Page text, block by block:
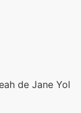
de Jane Yol